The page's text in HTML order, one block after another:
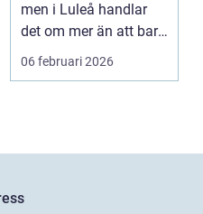
men i Luleå handlar
det om mer än att bara
byta gummi mo...
06 februari 2026